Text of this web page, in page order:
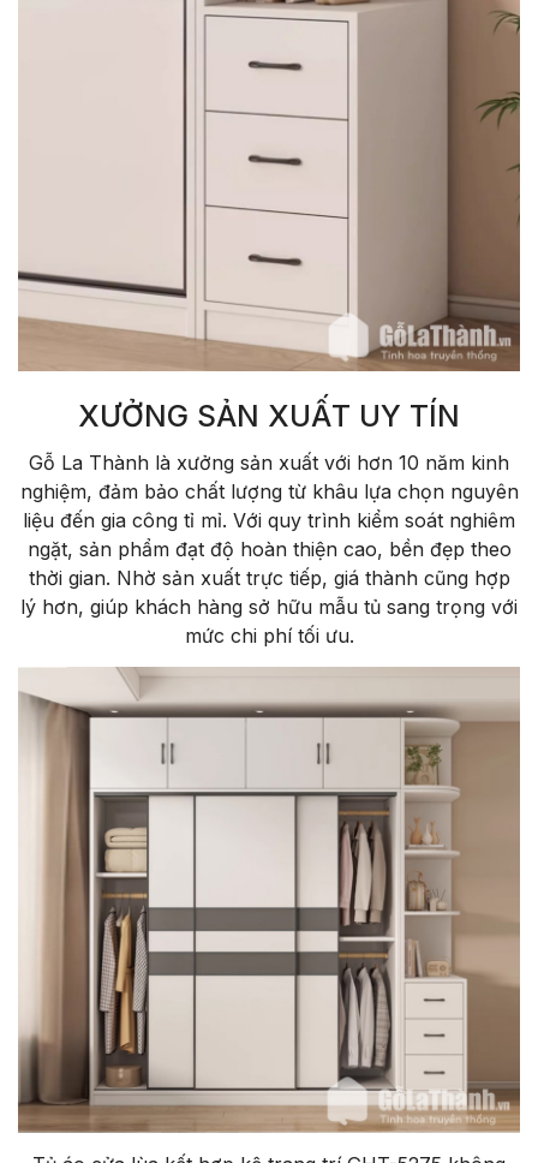
XƯỞNG SẢN XUẤT UY TÍN
Gỗ La Thành là xưởng sản xuất với hơn 10 năm kinh
nghiệm, đảm bảo chất lượng từ khâu lựa chọn nguyên
liệu đến gia công tỉ mỉ. Với quy trình kiểm soát nghiêm
ngặt, sản phẩm đạt độ hoàn thiện cao, bền đẹp theo
thời gian. Nhờ sản xuất trực tiếp, giá thành cũng hợp
lý hơn, giúp khách hàng sở hữu mẫu tủ sang trọng với
mức chi phí tối ưu.